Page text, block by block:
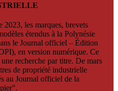
2023, les marques, brevets
étendus à la Polynésie
le Journal officiel – Édition
en version numérique. Ce
recherche par titre. De mars
de propriété industrielle
au Journal officiel de la